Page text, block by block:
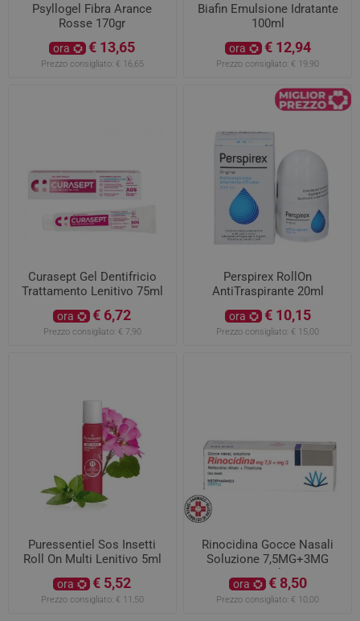
Psyllogel Fibra Arance
Rosse 170gr
ora € 13,65
Prezzo consigliato: € 16,65
Biafin Emulsione Idratante
100ml
ora € 12,94
Prezzo consigliato: € 19,90
Curasept Gel Dentifricio
Trattamento Lenitivo 75ml
ora € 6,72
Prezzo consigliato: € 7,90
Perspirex RollOn
AntiTraspirante 20ml
ora € 10,15
Prezzo consigliato: € 15,00
Puressentiel Sos Insetti
Roll On Multi Lenitivo 5ml
ora € 5,52
Prezzo consigliato: € 11,50
Rinocidina Gocce Nasali
Soluzione 7,5MG+3MG
15ml
ora € 8,50
Prezzo consigliato: € 10,00